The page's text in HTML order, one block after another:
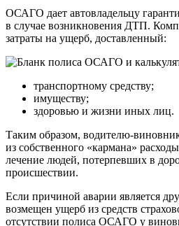
ОСАГО дает автовладельцу
в случае возникновения ДТП.
затраты на ущерб, доставленный:
транспортному средству;
имуществу;
здоровью и жизни иных лиц.
Таким образом, водителю-
из собственного «кармана»
лечение людей, потерпевших в
происшествии.
Если причиной аварии является
возмещен ущерб из средств
отсутствии полиса ОСАГО у